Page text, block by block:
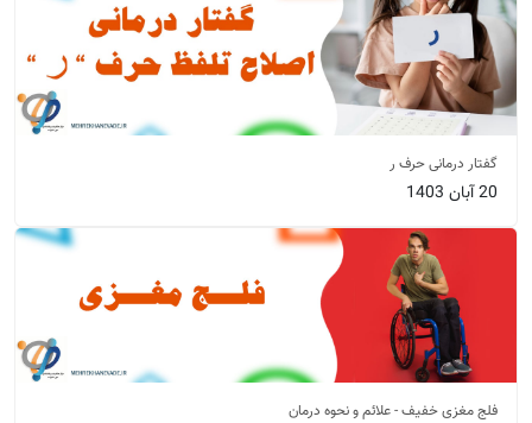
گفتار درمانی حرف ر
20 آبان 1403
فلج مغزی خفیف - علائم و نحوه درمان